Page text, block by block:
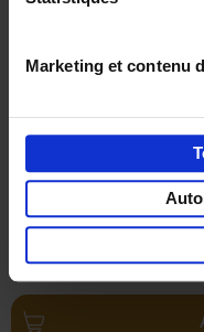
Marketing et contenu
Go
€